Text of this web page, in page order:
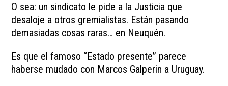
O sea: un sindicato le pide a la Justicia que
desaloje a otros gremialistas. Están pasando
demasiadas cosas raras… en Neuquén.
Es que el famoso “Estado presente” parece
haberse mudado con Marcos Galperin a Uruguay.